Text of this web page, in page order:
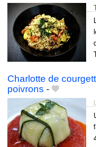
Charlotte de
poivrons -